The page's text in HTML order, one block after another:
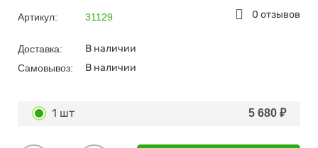
0 отзывов
Артикул: 31129
Доставка: В наличии
Самовывоз: В наличии
1 шт 5 680 ₽